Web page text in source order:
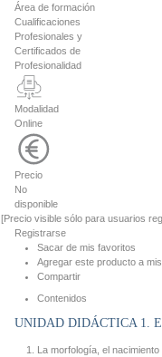
Área de formación
Cualificaciones
Profesionales y
Certificados de
Profesionalidad
Modalidad
Online
Precio
No
disponible
[Precio visible sólo para usuarios
Registrarse
Sacar de mis favoritos
Agregar este producto a
Compartir
Contenidos
UNIDAD DIDÁCTICA 1.
La morfología, el